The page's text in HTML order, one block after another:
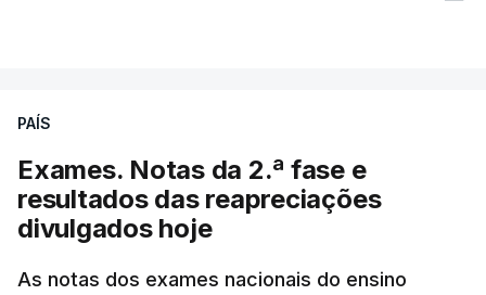
PAÍS
Exames. Notas da 2.ª fase e
resultados das reapreciações
divulgados hoje
As notas dos exames nacionais do ensino